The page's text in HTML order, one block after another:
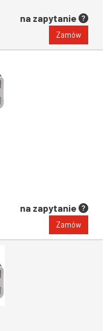
na zapytanie
Zamów
na zapytanie
Zamów